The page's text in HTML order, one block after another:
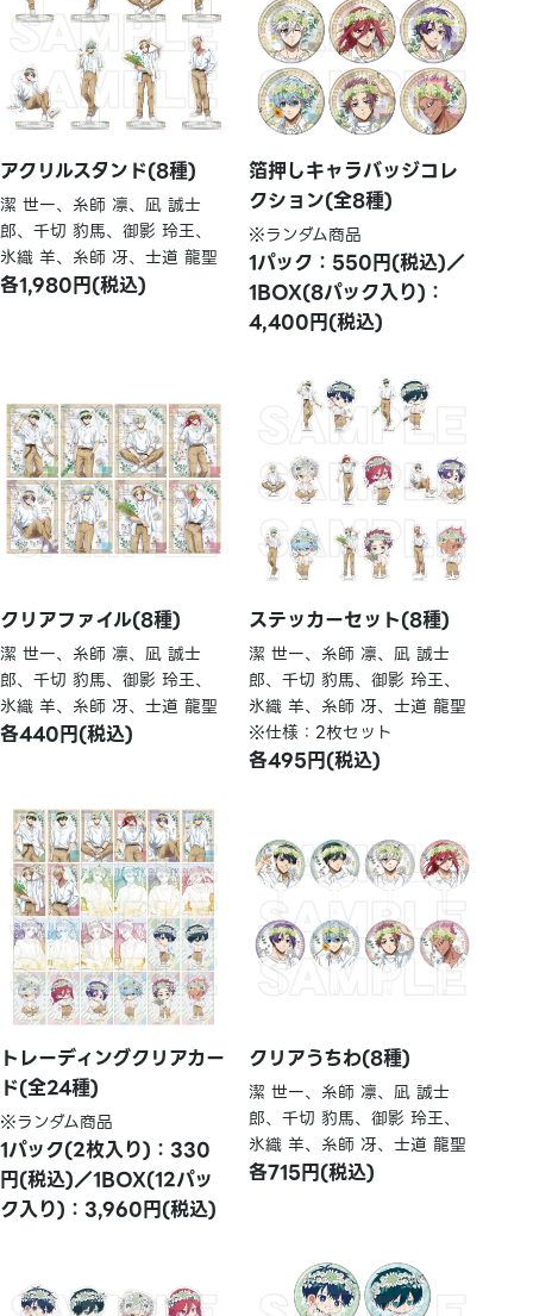
アクリルスタンド(8種)
潔 世一、糸師 凛、凪 誠士
郎、千切 豹馬、御影 玲王、
氷織 羊、糸師 冴、士道 龍聖
各1,980円(税込)
箔押しキャラバッジコレ
クション(全8種)
※ランダム商品
1パック：550円(税込)／
1BOX(8パック入り)：
4,400円(税込)
クリアファイル(8種)
潔 世一、糸師 凛、凪 誠士
郎、千切 豹馬、御影 玲王、
氷織 羊、糸師 冴、士道 龍聖
各440円(税込)
ステッカーセット(8種)
潔 世一、糸師 凛、凪 誠士
郎、千切 豹馬、御影 玲王、
氷織 羊、糸師 冴、士道 龍聖
※仕様：2枚セット
各495円(税込)
トレーディングクリアカー
ド(全24種)
※ランダム商品
1パック(2枚入り)：330
円(税込)／1BOX(12パッ
ク入り)：3,960円(税込)
クリアうちわ(8種)
潔 世一、糸師 凛、凪 誠士
郎、千切 豹馬、御影 玲王、
氷織 羊、糸師 冴、士道 龍聖
各715円(税込)